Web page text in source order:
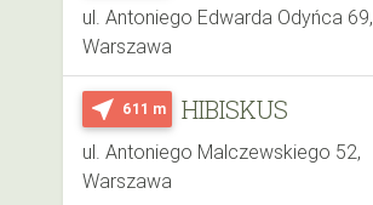
ul. Antoniego Edwarda Odyńca 69,
Warszawa
near_me 611 m HIBISKUS
ul. Antoniego Malczewskiego 52,
Warszawa